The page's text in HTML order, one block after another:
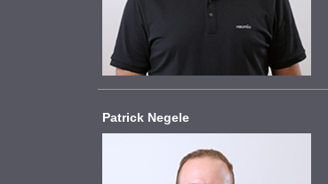
Patrick Negele